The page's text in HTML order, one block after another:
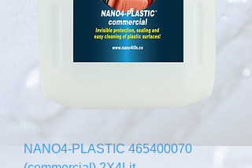
465400070 NANO4-PLASTIC